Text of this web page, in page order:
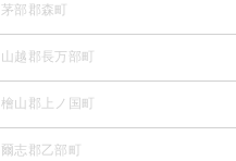
茅部郡森町
山越郡長万部町
檜山郡上ノ国町
爾志郡乙部町